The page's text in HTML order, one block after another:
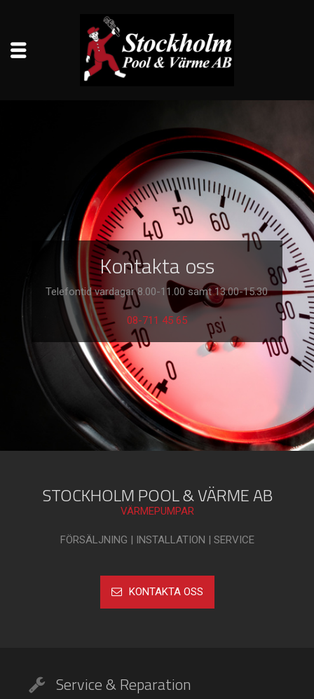
Kontakta oss
Telefontid vardagar 8.00-11.00 samt 13.00-15.30
08-711 45 65
STOCKHOLM POOL & VÄRME AB
VÄRMEPUMPAR
FÖRSÄLJNING | INSTALLATION | SERVICE
KONTAKTA OSS
Service & Reparation